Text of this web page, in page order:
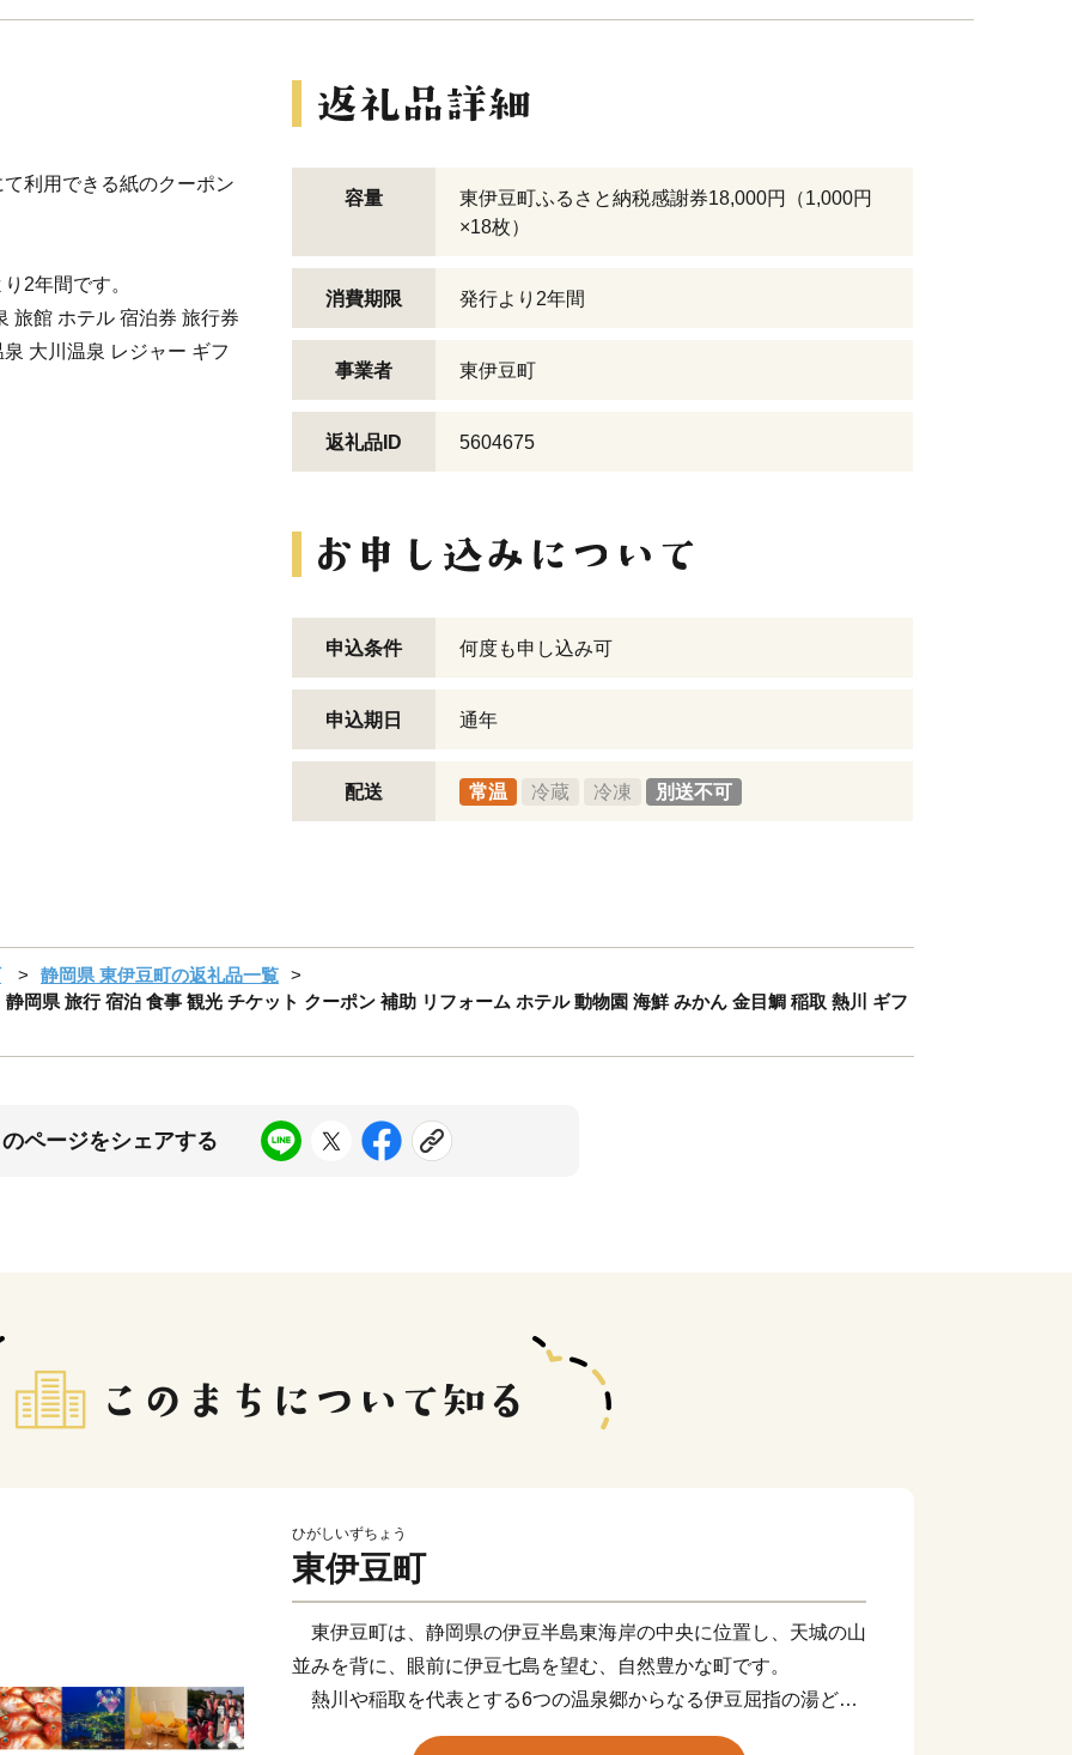
利用できる紙のクーポン
2年間です。
旅館 ホテル 宿泊券 旅行券
大川温泉 レジャー ギフ
容量
東伊豆町ふるさと納税感謝券18,000円（1,000円
×18枚）
消費期限 発行より2年間
事業者 東伊豆町
返礼品ID 5604675
申込条件 何度も申し込み可
申込期日 通年
配送 常温 冷蔵 冷凍 別送不可
静岡県 東伊豆町の返礼品一覧
岡県 旅行 宿泊 食事 観光 チケット クーポン 補助 リフォーム ホテル 動物園 海鮮 みかん 金目鯛 稲取 熱川 ギフ
ページをシェアする
ひがしいずちょう
東伊豆町
東伊豆町は、静岡県の伊豆半島東海岸の中央に位置し、天城の山
並みを背に、眼前に伊豆七島を望む、自然豊かな町です。
熱川や稲取を代表とする6つの温泉郷からなる伊豆屈指の湯どこ
ろで、伝統文化ひなのつるし飾りや、稲取細野高原のススキ等もお